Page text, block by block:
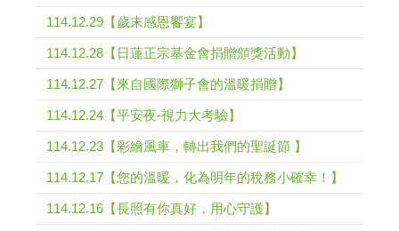
114.12.29【歲末感恩饗宴】
114.12.28【日蓮正宗基金會捐贈頒獎活動】
114.12.27【來自國際獅子會的溫暖捐贈】
114.12.24【平安夜-視力大考驗】
114.12.23【彩繪風車，轉出我們的聖誕節 】
114.12.17【您的溫暖，化為明年的稅務小確幸！】
114.12.16【長照有你真好，用心守護】